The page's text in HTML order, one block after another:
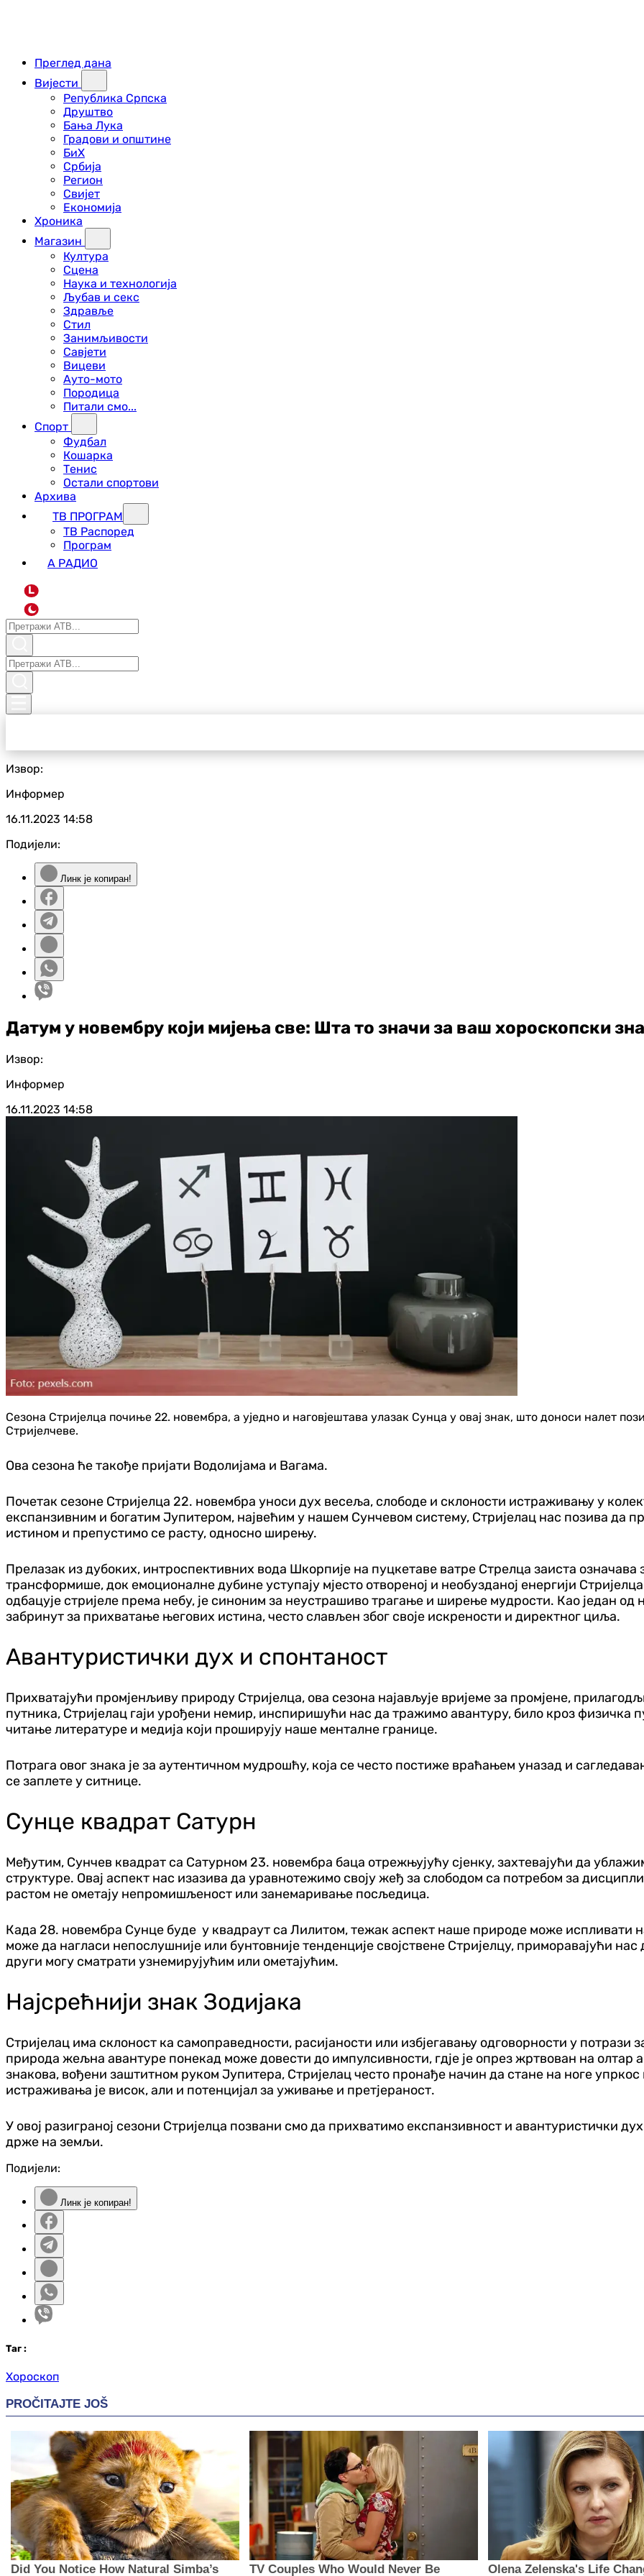
Преглед дана
Вијести
Република Српска
Друштво
Бања Лука
Градови и општине
БиХ
Србија
Регион
Свијет
Економија
Хроника
Магазин
Култура
Сцена
Наука и технологија
Љубав и секс
Здравље
Стил
Занимљивости
Савјети
Вицеви
Ауто-мото
Породица
Питали смо...
Спорт
Фудбал
Кошарка
Тенис
Остали спортови
Архива
ТВ ПРОГРАМ
ТВ Распоред
Програм
А РАДИО
L
Извор:
Информер
16.11.2023 14:58
Подијели:
Линк је копиран!
Датум у новембру који мијења све: Шта то значи за ваш хороскопски
Извор:
Информер
16.11.2023 14:58
Сезона Стријелца почиње 22. новембра, а уједно и наговјештава улазак Сунца у овај знак, што доноси налет
Стријелчеве.
Oва сезона ће такође пријати Водолијама и Вагама.
Почетак сезоне Стријелца 22. новембра уноси дух весеља, слободе и склоности истраживању у
експанзивним и богатим Јупитером, највећим у нашем Сунчевом систему, Стријелац нас позива да
истином и препустимо се расту, односно ширењу.
Прелазак из дубоких, интроспективних вода Шкорпије на пуцкетаве ватре Стрелца заиста означава
трансформише, док емоционалне дубине уступају мјесто отвореној и необузданој енергији
одбацује стријеле према небу, је синоним за неустрашиво трагање и ширење мудрости. Као један од
забринут за прихватање његових истина, често слављен због своје искрености и директног циља.
Авантуристички дух и спонтаност
Прихватајући промјенљиву природу Стријелца, ова сезона најављује вријеме за промјене,
путника, Стријелац гаји урођени немир, инспиришући нас да тражимо авантуру, било кроз физичка
читање литературе и медија који проширују наше менталне границе.
Потрага овог знака је за аутентичном мудрошћу, која се често постиже враћањем уназад и
се заплете у ситнице.
Сунце квадрат Сатурн
Међутим, Сунчев квадрат са Сатурном 23. новембра баца отрежњујућу сјенку, захтевајући да
структуре. Овај аспект нас изазива да уравнотежимо своју жеђ за слободом са потребом за
растом не ометају непромишљеност или занемаривање посљедица.
Када 28. новембра Сунце буде у квадраут са Лилитом, тежак аспект наше природе може испливати
може да нагласи непослушније или бунтовније тенденције својствене Стријелцу, приморавајући
други могу сматрати узнемирујућим или ометајућим.
Најсрећнији знак Зодијака
Стријелац има склоност ка самоправедности, расијаности или избјегавању одговорности у
природа жељна авантуре понекад може довести до импулсивности, гд‌је је опрез жртвован на олтар
знакова, вођени заштитном руком Јупитера, Стријелац често пронађе начин да стане на ноге
истраживања је висок, али и потенцијал за уживање и претјераност.
У овој разиграној сезони Стријелца позвани смо да прихватимо експанзивност и авантуристички
држе на земљи.
Подијели:
Линк је копиран!
Таг :
Хороскоп